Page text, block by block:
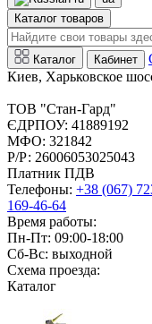
Каталог товаров
Каталог Кабинет
Киев, Харьковское
ТОВ "Стан-Гард"
ЄДРПОУ: 41889192
МФО: 321842
Р/Р: 26006053025043
Платник ПДВ
Телефоны: +38 (067)
169-46-64
Время работы:
Пн-Пт: 09:00-18:00
Сб-Вс: выходной
Схема проезда:
Каталог